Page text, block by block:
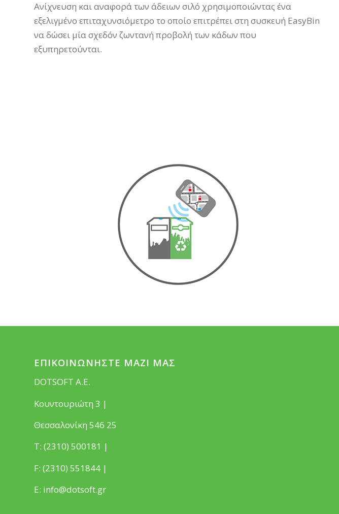
Ανίχνευση και αναφορά των άδειων σιλό χρησιμοποιώντας ένα
εξελιγμένο επιταχυνσιόμετρο το οποίο επιτρέπει στη συσκευή EasyBin
να δώσει μία σχεδόν ζωντανή προβολή των κάδων που
εξυπηρετούνται.
ΕΠΙΚΟΙΝΩΝΗΣΤΕ ΜΑΖΙ ΜΑΣ
DOTSOFT Α.Ε.
Κουντουριώτη 3 |
Θεσσαλονίκη 546 25
Τ: (2310) 500181 |
F: (2310) 551844 |
E: info@dotsoft.gr